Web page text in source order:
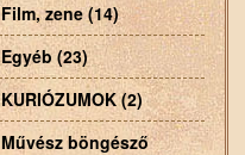
Film, zene (14)
Egyéb (23)
KURIÓZUMOK (2)
Művész böngésző